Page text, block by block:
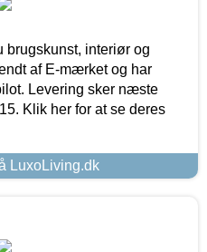
brugskunst, interiør og
af E-mærket og har
Levering sker næste
Klik her for at se deres
LuxoLiving.dk